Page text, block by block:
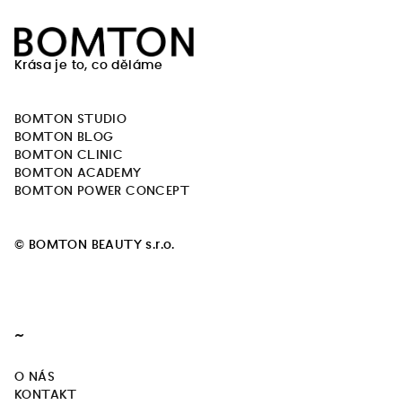
Krása je to, co děláme
BOMTON STUDIO
BOMTON BLOG
BOMTON CLINIC
BOMTON ACADEMY
BOMTON POWER CONCEPT
© BOMTON BEAUTY s.r.o.
~
O NÁS
KONTAKT